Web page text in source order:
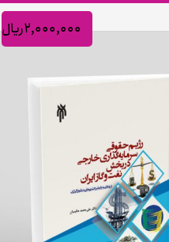
۲,۰۰۰,۰۰۰ریال